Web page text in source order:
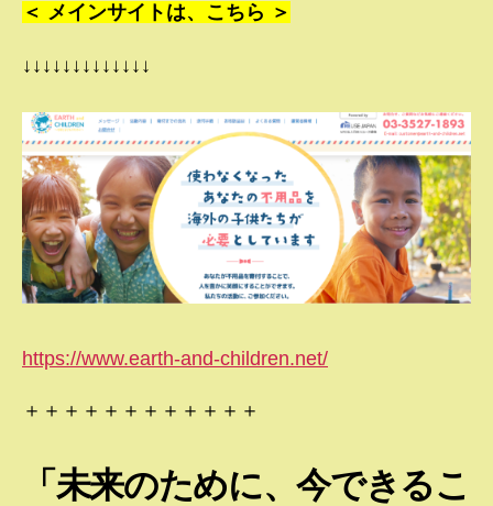
＜ メインサイトは、こちら ＞
↓↓↓↓↓↓↓↓↓↓↓↓↓
https://www.earth-and-children.net/
＋＋＋＋＋＋＋＋＋＋＋＋
「未来のために、今できるこ